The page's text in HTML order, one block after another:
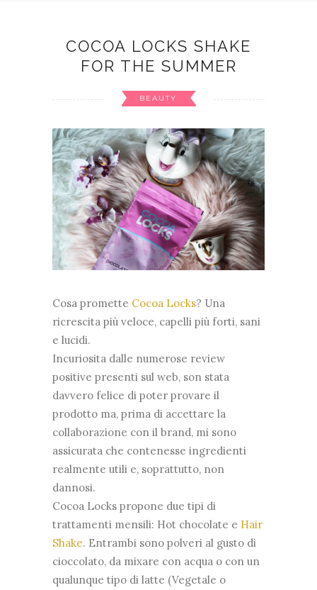
COCOA LOCKS SHAKE
FOR THE SUMMER
BEAUTY
Cosa promette Cocoa Locks? Una
ricrescita più veloce, capelli più forti, sani
e lucidi.
Incuriosita dalle numerose review
positive presenti sul web, son stata
davvero felice di poter provare il
prodotto ma, prima di accettare la
collaborazione con il brand, mi sono
assicurata che contenesse ingredienti
realmente utili e, soprattutto, non
dannosi.
Cocoa Locks propone due tipi di
trattamenti mensili: Hot chocolate e Hair
Shake. Entrambi sono polveri al gusto di
cioccolato, da mixare con acqua o con un
qualunque tipo di latte (Vegetale o